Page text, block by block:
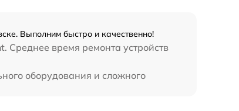
Выполним быстро и качественно!
Среднее время ремонта устройств
оборудования и сложного